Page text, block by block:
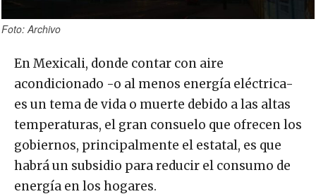
Foto: Archivo
En Mexicali, donde contar con aire
acondicionado -o al menos energía eléctrica-
es un tema de vida o muerte debido a las altas
temperaturas, el gran consuelo que ofrecen los
gobiernos, principalmente el estatal, es que
habrá un subsidio para reducir el consumo de
energía en los hogares.